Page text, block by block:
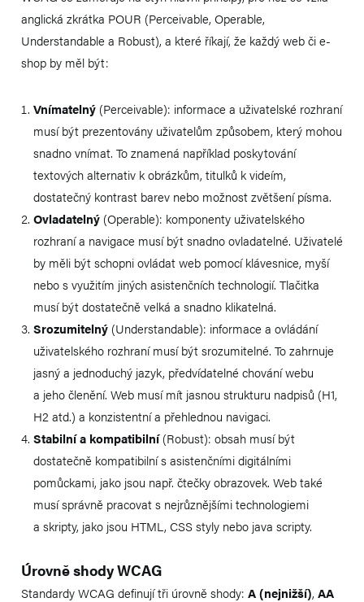
anglická zkrátka POUR (Perceivable, Operable,
Understandable a Robust), a které říkají, že každý web či e-
shop by měl být:
Vnímatelný (Perceivable): informace a uživatelské rozhraní
musí být prezentovány uživatelům způsobem, který mohou
snadno vnímat. To znamená například poskytování
textových alternativ k obrázkům, titulků k videím,
dostatečný kontrast barev nebo možnost zvětšení písma.
Ovladatelný (Operable): komponenty uživatelského
rozhraní a navigace musí být snadno ovladatelné. Uživatelé
by měli být schopni ovládat web pomocí klávesnice, myší
nebo s využitím jiných asistenčních technologií. Tlačitka
musí být dostatečně velká a snadno klikatelná.
Srozumitelný (Understandable): informace a ovládání
uživatelského rozhraní musí být srozumitelné. To zahrnuje
jasný a jednoduchý jazyk, předvídatelné chování webu
a jeho členění. Web musí mít jasnou strukturu nadpisů (H1,
H2 atd.) a konzistentní a přehlednou navigaci.
Stabilní a kompatibilní(Robust): obsah musí být
dostatečně kompatibilní s asistenčními digitálními
pomůckami, jako jsou např. čtečky obrazovek. Web také
musí správně pracovat s nejrůznějšími technologiemi
a skripty, jako jsou HTML, CSS styly nebo java scripty.
Úrovně shody WCAG
Standardy WCAG definují tři úrovně shody: A (nejnižší), AA